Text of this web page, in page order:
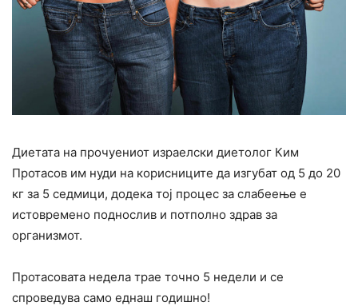
Диетата на прочуениот израелски диетолог Ким
Протасов им нуди на корисниците да изгубат од 5 до 20
кг за 5 седмици, додека тој процес за слабеење е
истовремено поднослив и потполно здрав за
организмот.
Протасовата недела трае точно 5 недели и се
спроведува само еднаш годишно!